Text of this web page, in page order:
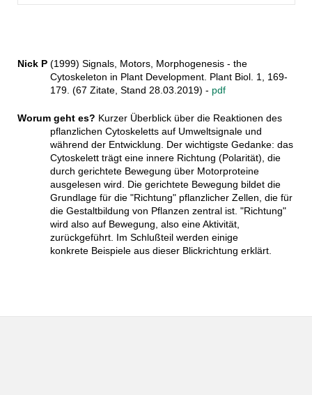
Nick P (1999) Signals, Motors, Morphogenesis - the
Cytoskeleton in Plant Development. Plant Biol. 1, 169-
179. (67 Zitate, Stand 28.03.2019) - pdf
Worum geht es? Kurzer Überblick über die Reaktionen des
pflanzlichen Cytoskeletts auf Umweltsignale und
während der Entwicklung. Der wichtigste Gedanke: das
Cytoskelett trägt eine innere Richtung (Polarität), die
durch gerichtete Bewegung über Motorproteine
ausgelesen wird. Die gerichtete Bewegung bildet die
Grundlage für die "Richtung" pflanzlicher Zellen, die für
die Gestaltbildung von Pflanzen zentral ist. "Richtung"
wird also auf Bewegung, also eine Aktivität,
zurückgeführt. Im Schlußteil werden einige
konkrete Beispiele aus dieser Blickrichtung erklärt.